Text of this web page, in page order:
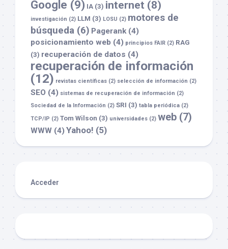
Google (9) IA (3) internet (8)
investigación (2) LLM (3) LOSU (2) motores de
búsqueda (6) Pagerank(4)
posicionamiento web (4) principios FAIR (2) RAG
(3) recuperación de datos (4)
recuperación de información
(12) revistas científicas (2) selección de información (2)
SEO (4) sistemas de recuperación de información (2)
Sociedad de la Información (2) SRI (3) tabla periódica (2)
TCP/IP (2) Tom Wilson (3) universidades (2) web (7)
WWW (4)Yahoo! (5)
Acceder